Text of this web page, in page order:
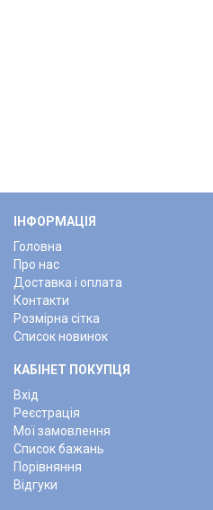
ІНФОРМАЦІЯ
Головна
Про нас
Доставка і оплата
Контакти
Розмірна сітка
Список новинок
КАБІНЕТ ПОКУПЦЯ
Вхід
Реєстрація
Мої замовлення
Список бажань
Порівняння
Відгуки